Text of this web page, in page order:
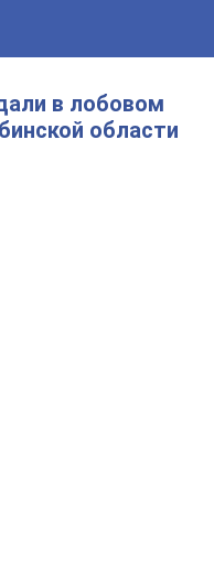
в лобовом
области